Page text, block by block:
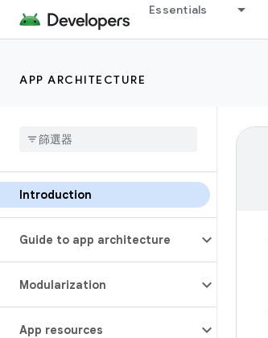
Essentials
APP ARCHITECTURE
Introduction
Guide to app architecture
Modularization
App resources